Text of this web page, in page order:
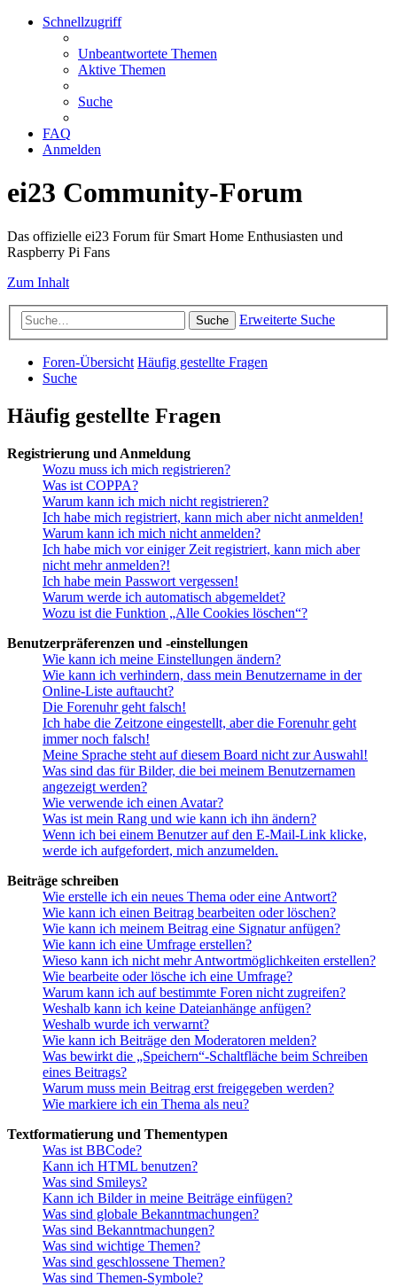
Schnellzugriff
Unbeantwortete Themen
Aktive Themen
Suche
FAQ
Anmelden
ei23 Community-Forum
Das offizielle ei23 Forum für Smart Home Enthusiasten und
Raspberry Pi Fans
Zum Inhalt
Suche Erweiterte Suche
Foren-Übersicht Häufig gestellte Fragen
Suche
Häufig gestellte Fragen
Registrierung und Anmeldung
Wozu muss ich mich registrieren?
Was ist COPPA?
Warum kann ich mich nicht registrieren?
Ich habe mich registriert, kann mich aber nicht anmelden!
Warum kann ich mich nicht anmelden?
Ich habe mich vor einiger Zeit registriert, kann mich aber
nicht mehr anmelden?!
Ich habe mein Passwort vergessen!
Warum werde ich automatisch abgemeldet?
Wozu ist die Funktion „Alle Cookies löschen“?
Benutzerpräferenzen und -einstellungen
Wie kann ich meine Einstellungen ändern?
Wie kann ich verhindern, dass mein Benutzername in der
Online-Liste auftaucht?
Die Forenuhr geht falsch!
Ich habe die Zeitzone eingestellt, aber die Forenuhr geht
immer noch falsch!
Meine Sprache steht auf diesem Board nicht zur Auswahl!
Was sind das für Bilder, die bei meinem Benutzernamen
angezeigt werden?
Wie verwende ich einen Avatar?
Was ist mein Rang und wie kann ich ihn ändern?
Wenn ich bei einem Benutzer auf den E-Mail-Link klicke,
werde ich aufgefordert, mich anzumelden.
Beiträge schreiben
Wie erstelle ich ein neues Thema oder eine Antwort?
Wie kann ich einen Beitrag bearbeiten oder löschen?
Wie kann ich meinem Beitrag eine Signatur anfügen?
Wie kann ich eine Umfrage erstellen?
Wieso kann ich nicht mehr Antwortmöglichkeiten erstellen?
Wie bearbeite oder lösche ich eine Umfrage?
Warum kann ich auf bestimmte Foren nicht zugreifen?
Weshalb kann ich keine Dateianhänge anfügen?
Weshalb wurde ich verwarnt?
Wie kann ich Beiträge den Moderatoren melden?
Was bewirkt die „Speichern“-Schaltfläche beim Schreiben
eines Beitrags?
Warum muss mein Beitrag erst freigegeben werden?
Wie markiere ich ein Thema als neu?
Textformatierung und Thementypen
Was ist BBCode?
Kann ich HTML benutzen?
Was sind Smileys?
Kann ich Bilder in meine Beiträge einfügen?
Was sind globale Bekanntmachungen?
Was sind Bekanntmachungen?
Was sind wichtige Themen?
Was sind geschlossene Themen?
Was sind Themen-Symbole?